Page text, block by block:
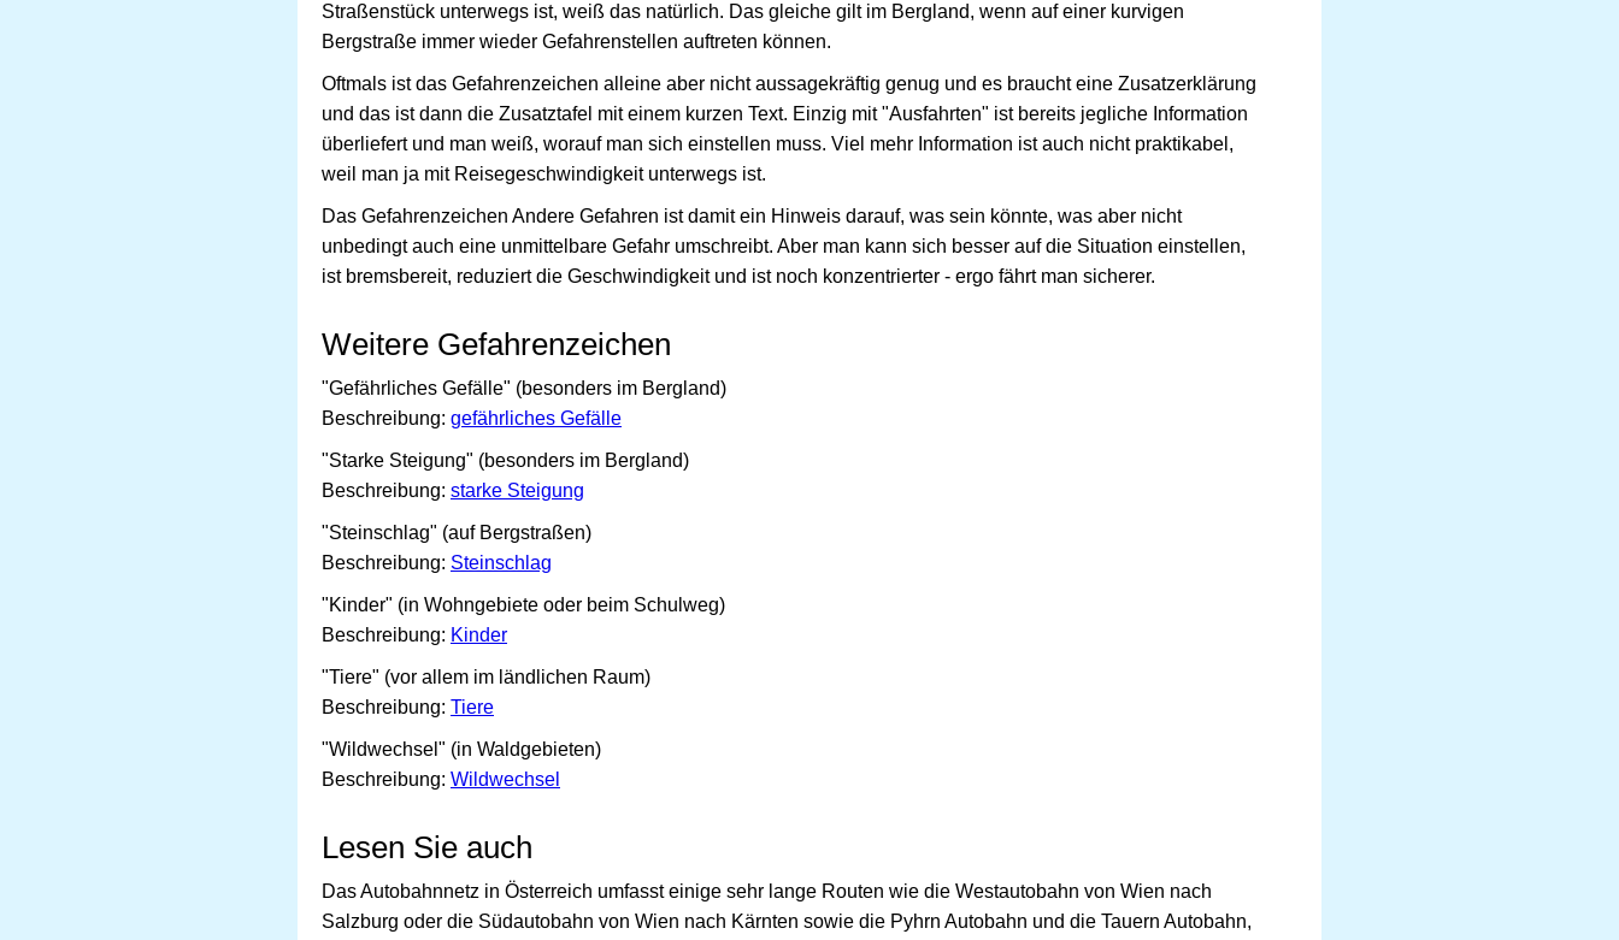
Straßenstück unterwegs ist, weiß das natürlich. Das gleiche gilt im Bergland, wenn auf einer kurvigen
Bergstraße immer wieder Gefahrenstellen auftreten können.
Oftmals ist das Gefahrenzeichen alleine aber nicht aussagekräftig genug und es braucht eine Zusatzerklärung
und das ist dann die Zusatztafel mit einem kurzen Text. Einzig mit "Ausfahrten" ist bereits jegliche Information
überliefert und man weiß, worauf man sich einstellen muss. Viel mehr Information ist auch nicht praktikabel,
weil man ja mit Reisegeschwindigkeit unterwegs ist.
Das Gefahrenzeichen Andere Gefahren ist damit ein Hinweis darauf, was sein könnte, was aber nicht
unbedingt auch eine unmittelbare Gefahr umschreibt. Aber man kann sich besser auf die Situation einstellen,
ist bremsbereit, reduziert die Geschwindigkeit und ist noch konzentrierter - ergo fährt man sicherer.
Weitere Gefahrenzeichen
"Gefährliches Gefälle" (besonders im Bergland)
Beschreibung: gefährliches Gefälle
"Starke Steigung" (besonders im Bergland)
Beschreibung: starke Steigung
"Steinschlag" (auf Bergstraßen)
Beschreibung: Steinschlag
"Kinder" (in Wohngebiete oder beim Schulweg)
Beschreibung: Kinder
"Tiere" (vor allem im ländlichen Raum)
Beschreibung: Tiere
"Wildwechsel" (in Waldgebieten)
Beschreibung: Wildwechsel
Lesen Sie auch
Das Autobahnnetz in Österreich umfasst einige sehr lange Routen wie die Westautobahn von Wien nach
Salzburg oder die Südautobahn von Wien nach Kärnten sowie die Pyhrn Autobahn und die Tauern Autobahn,